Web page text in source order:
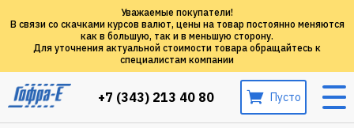
Уважаемые покупатели!
В связи со скачками курсов валют, цены на товар постоянно меняются
как в большую, так и в меньшую сторону.
Для уточнения актуальной стоимости товара обращайтесь к
специалистам компании
+7 (343) 213 40 80 Пусто